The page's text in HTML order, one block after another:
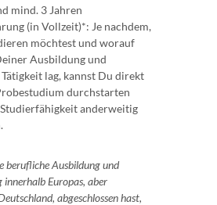
mind. 3 Jahren
(in Vollzeit)*: Je nachdem,
möchtest und worauf
Ausbildung und
lag, kannst Du direkt
durchstarten
anderweitig
berufliche Ausbildung und
innerhalb Europas, aber
abgeschlossen hast,